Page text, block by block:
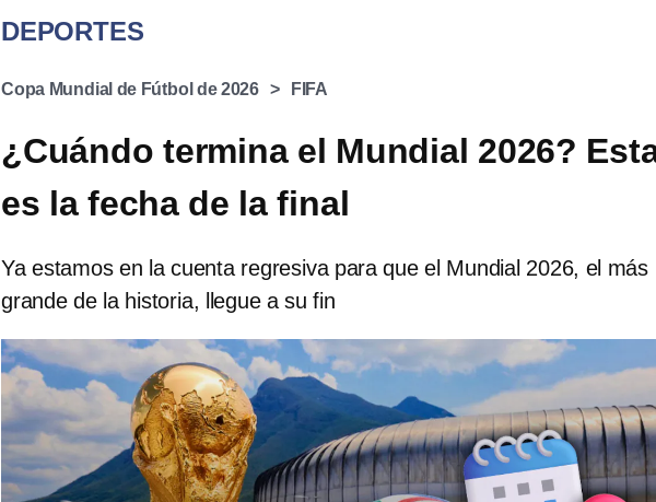
DEPORTES
Copa Mundial de Fútbol de 2026 FIFA
¿Cuándo termina el Mundial 2026?
es la fecha de la final
Ya estamos en la cuenta regresiva para que el Mundial 2026, el más
grande de la historia, llegue a su fin